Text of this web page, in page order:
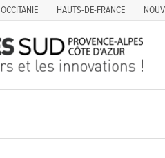
OCCITANIE HAUTS-DE-FRANCE